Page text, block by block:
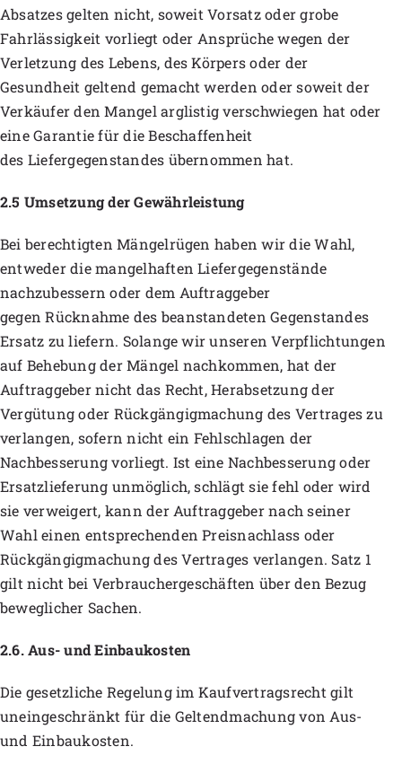
Absatzes gelten nicht, soweit Vorsatz oder grobe
Fahrlässigkeit vorliegt oder Ansprüche wegen der
Verletzung des Lebens, des Körpers oder der
Gesundheit geltend gemacht werden oder soweit der
Verkäufer den Mangel arglistig verschwiegen hat oder
eine Garantie für die Beschaffenheit
des Liefergegenstandes übernommen hat.
2.5 Umsetzung der Gewährleistung
Bei berechtigten Mängelrügen haben wir die Wahl,
entweder die mangelhaften Liefergegenstände
nachzubessern oder dem Auftraggeber
gegen Rücknahme des beanstandeten Gegenstandes
Ersatz zu liefern. Solange wir unseren Verpflichtungen
auf Behebung der Mängel nachkommen, hat der
Auftraggeber nicht das Recht, Herabsetzung der
Vergütung oder Rückgängigmachung des Vertrages zu
verlangen, sofern nicht ein Fehlschlagen der
Nachbesserung vorliegt. Ist eine Nachbesserung oder
Ersatzlieferung unmöglich, schlägt sie fehl oder wird
sie verweigert, kann der Auftraggeber nach seiner
Wahl einen entsprechenden Preisnachlass oder
Rückgängigmachung des Vertrages verlangen. Satz 1
gilt nicht bei Verbrauchergeschäften über den Bezug
beweglicher Sachen.
2.6. Aus- und Einbaukosten
Die gesetzliche Regelung im Kaufvertragsrecht gilt
uneingeschränkt für die Geltendmachung von Aus-
und Einbaukosten.